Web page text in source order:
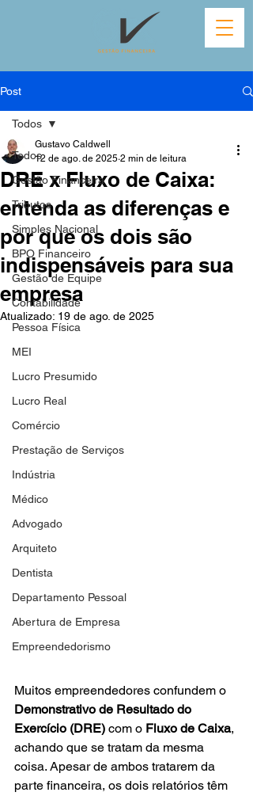
Post
Todos
Gestão Financeira
Tributos
Simples Nacional
BPO Financeiro
Gestão de Equipe
Contabilidade
Pessoa Física
MEI
Lucro Presumido
Lucro Real
Comércio
Prestação de Serviços
Indústria
Médico
Advogado
Arquiteto
Dentista
Departamento Pessoal
Abertura de Empresa
Empreendedorismo
Todos
DRE x Fluxo de Caixa:
entenda as diferenças e
por que os dois são
indispensáveis para sua
empresa
Gustavo Caldwell
12 de ago. de 2025 2 min de leitura
Atualizado: 19 de ago. de 2025
Muitos empreendedores confundem o
Demonstrativo de Resultado do
Exercício (DRE) com o Fluxo de Caixa,
achando que se tratam da mesma
coisa. Apesar de ambos tratarem da
parte financeira, os dois relatórios têm